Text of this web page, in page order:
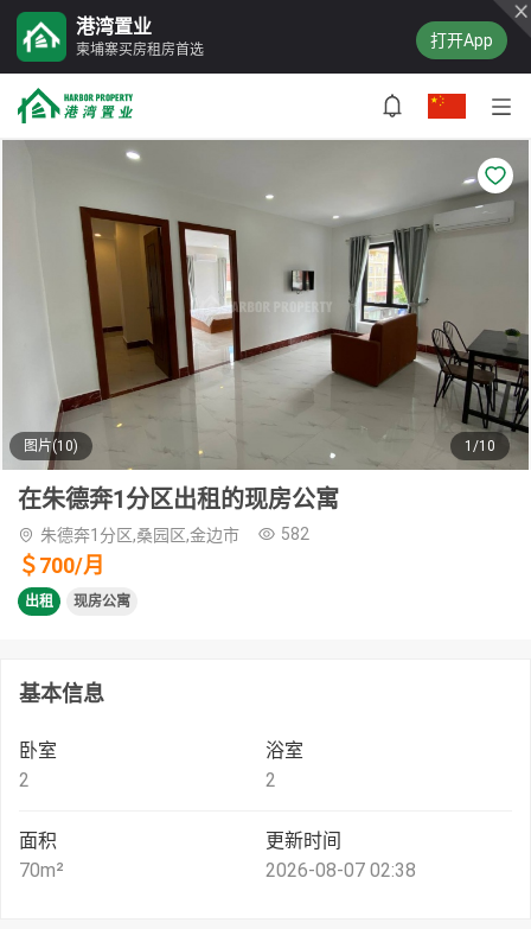
港湾置业
柬埔寨买房租房首选 打开App
图片(10) 1/10
在朱德奔1分区出租的现房公寓
朱德奔1分区,桑园区,金边市 582
＄700/月
出租 现房公寓
基本信息
卧室
2
浴室
2
面积
70m²
更新时间
2026-08-07 02:38